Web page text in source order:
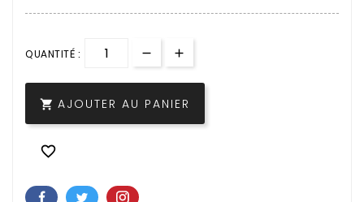
QUANTITÉ :
 AJOUTER AU PANIER
